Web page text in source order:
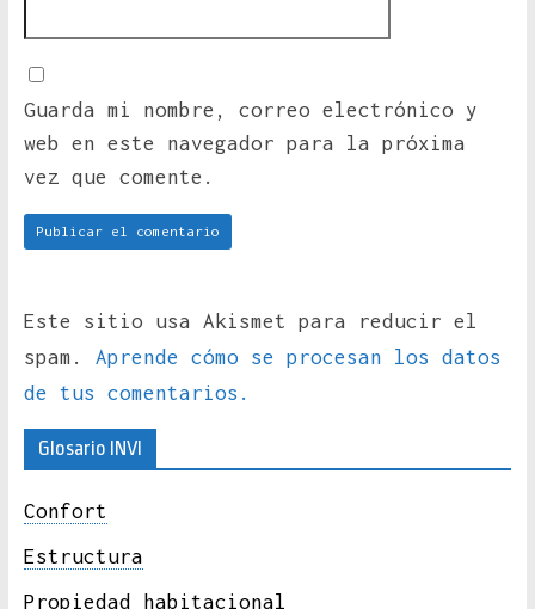
Guarda mi nombre, correo electrónico y
web en este navegador para la próxima
vez que comente.
Este sitio usa Akismet para reducir el
spam. Aprende cómo se procesan los datos
de tus comentarios.
Glosario INVI
Confort
Estructura
Propiedad habitacional